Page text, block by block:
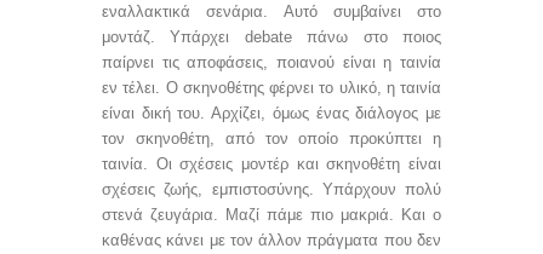
εναλλακτικά σενάρια. Αυτό συμβαίνει στο
μοντάζ. Υπάρχει debateπάνω στο ποιος
παίρνει τις αποφάσεις, ποιανού είναι η ταινία
εν τέλει. Ο σκηνοθέτης φέρνει το υλικό, η ταινία
είναι δική του. Αρχίζει, όμως ένας διάλογος με
τον σκηνοθέτη, από τον οποίο προκύπτει η
ταινία. Οι σχέσεις μοντέρ και σκηνοθέτη είναι
σχέσεις ζωής, εμπιστοσύνης. Υπάρχουν πολύ
στενά ζευγάρια. Μαζί πάμε πιο μακριά. Και ο
καθένας κάνει με τον άλλον πράγματα που δεν